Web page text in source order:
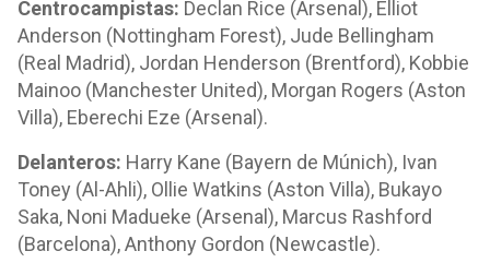
Centrocampistas: Declan Rice (Arsenal), Elliot
Anderson (Nottingham Forest), Jude Bellingham
(Real Madrid), Jordan Henderson (Brentford), Kobbie
Mainoo (Manchester United), Morgan Rogers (Aston
Villa), Eberechi Eze (Arsenal).
Delanteros: Harry Kane (Bayern de Múnich), Ivan
Toney (Al-Ahli), Ollie Watkins (Aston Villa), Bukayo
Saka, Noni Madueke (Arsenal), Marcus Rashford
(Barcelona), Anthony Gordon (Newcastle).